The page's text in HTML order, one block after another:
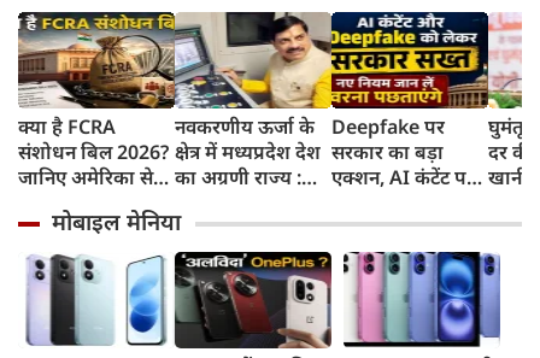
क्या है FCRA
संशोधन बिल 2026?
जानिए अमेरिका से
क्यों हैं चिंतित
नवकरणीय ऊर्जा के
क्षेत्र में मध्यप्रदेश देश
का अग्रणी राज्य :
यादव
Deepfake पर
सरकार का बड़ा
एक्शन, AI कंटेंट पर
गैरकानूनी सामग्री अब
3 घंटे में हटानी होगी,
नए नियम जान लें
वरना पछताएंगे
घुमंतू
दर की
खानी
CM
मोबाइल मेनिया